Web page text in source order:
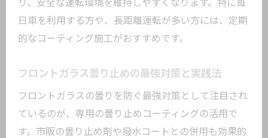
り、安全な運転環境を維持しやすくなります。特に毎
日車を利用する方や、長距離運転が多い方には、定期
的なコーティング施工がおすすめです。
フロントガラス曇り止めの最強対策と実践法
フロントガラスの曇りを防ぐ最強対策として注目され
ているのが、専用の曇り止めコーティングの活用で
す。市販の曇り止め剤や撥水コートとの併用も効果的